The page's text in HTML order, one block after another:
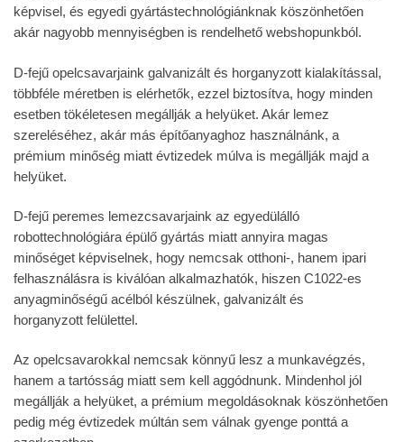
képvisel, és egyedi gyártástechnológiánknak köszönhetően
akár nagyobb mennyiségben is rendelhető webshopunkból.
D-fejű opelcsavarjaink galvanizált és horganyzott kialakítással,
többféle méretben is elérhetők, ezzel biztosítva, hogy minden
esetben tökéletesen megállják a helyüket. Akár lemez
szereléséhez, akár más építőanyaghoz használnánk, a
prémium minőség miatt évtizedek múlva is megállják majd a
helyüket.
D-fejű peremes lemezcsavarjaink az egyedülálló
robottechnológiára épülő gyártás miatt annyira magas
minőséget képviselnek, hogy nemcsak otthoni-, hanem ipari
felhasználásra is kiválóan alkalmazhatók, hiszen C1022-es
anyagminőségű acélból készülnek, galvanizált és
horganyzott felülettel.
Az opelcsavarokkal nemcsak könnyű lesz a munkavégzés,
hanem a tartósság miatt sem kell aggódnunk. Mindenhol jól
megállják a helyüket, a prémium megoldásoknak köszönhetően
pedig még évtizedek múltán sem válnak gyenge ponttá a